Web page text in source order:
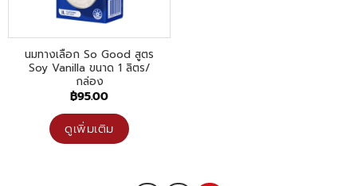
นมทางเลือก So Good สูตร
Soy Vanilla ขนาด 1 ลิตร/
กล่อง
฿95.00
ดูเพิ่มเติม